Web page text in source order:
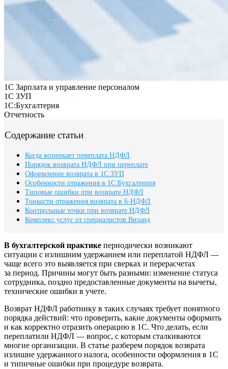
1С Зарплата и управление персоналом
1С ЗУП
1С:Бухгалтерия
Отчетность
Содержание статьи
Когда возникает переплата НДФЛ
Порядок возврата НДФЛ при переплате
Оформление возврата в 1С:ЗУП
Особенности отражения в 1С:Бухгалтерия
Типовые ошибки при возврате НДФЛ
Тонкости отражения возврата в 6-НДФЛ
Контрольные точки при возврате НДФЛ
Комплекс услуг от специалистов Визард
В бухгалтерской практике периодически возникают
ситуации с излишним удержанием или переплатой НДФЛ —
чаще всего это выявляется при сверках и перерасчетах
за период. Причины могут быть разными: изменение статуса
сотрудника, поздно предоставленные документы на вычеты,
технические ошибки в учете.
Возврат НДФЛ работнику в таких случаях требует понятного
порядка действий: что проверить, какие документы оформить
и как корректно отразить операцию в 1С. Что делать, если
переплатили НДФЛ — вопрос, с которым сталкиваются
многие организации. В статье разберем порядок возврата
излишне удержанного налога, особенности оформления в 1С
и типичные ошибки при процедуре возврата.